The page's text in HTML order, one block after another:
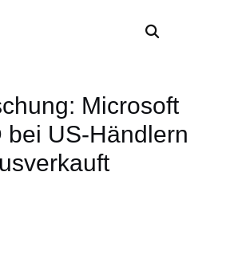
Microsoft
bei US-Händlern